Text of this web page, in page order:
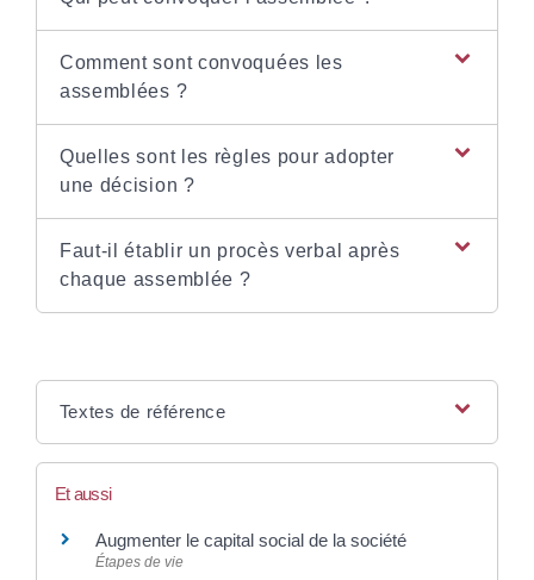
Comment sont convoquées les
assemblées ?
Quelles sont les règles pour adopter
une décision ?
Faut-il établir un procès verbal après
chaque assemblée ?
Textes de référence
Et aussi
Augmenter le capital social de la société
Étapes de vie